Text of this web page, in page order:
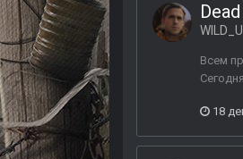
Всем
18